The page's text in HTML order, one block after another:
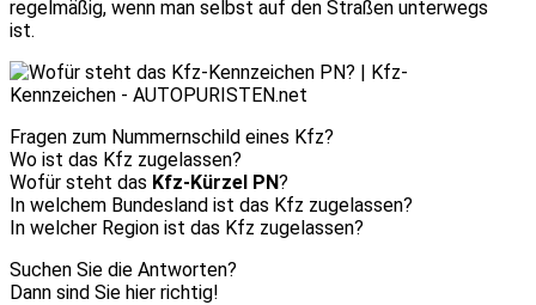
regelmäßig, wenn man selbst auf den Straßen unterwegs
ist.
Fragen zum Nummernschild eines Kfz?
Wo ist das Kfz zugelassen?
Wofür steht das Kfz-Kürzel PN?
In welchem Bundesland ist das Kfz zugelassen?
In welcher Region ist das Kfz zugelassen?
Suchen Sie die Antworten?
Dann sind Sie hier richtig!